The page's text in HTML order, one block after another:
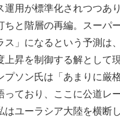
運用が標準化されつつあ
ちと階層の再編。スーパ
ス」になるという予測は
上昇を制御する解として
プソン氏は「あまりに厳
っており、ここに公道レ
はユーラシア大陸を横断